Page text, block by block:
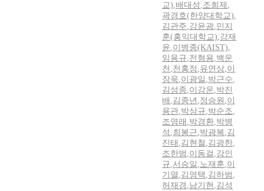
교),배대성 ,조희제 ,
곽경호(한양대학교),
김관주,강윤광,민지
훈(홍익대학교),강재
윤,이병종(KAIST),
임용규,전형용,백운
천 ,천홍정 ,유연상,이
장욱,이광일 ,박근수,
김성종,이강운,박진
배 ,김종년 ,정승원 ,이
용관,박상규,박순조,
조영래 ,박경환,박병
석 ,최봉근,박광복,김
진태 ,김현철 ,김광한,
조한범 ,이동걸 ,강인
규,서승일 ,노재훈,이
기열 ,김영택 ,김하범 ,
허재경 ,남기현 ,김석